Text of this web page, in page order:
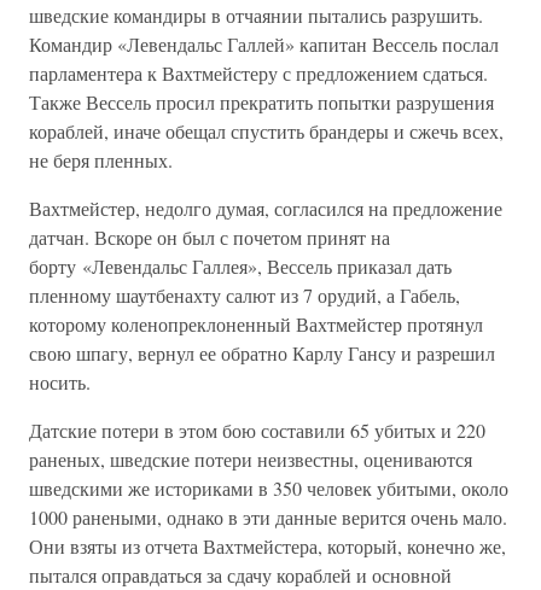
шведские командиры в отчаянии пытались разрушить.
Командир «Левендальс Галлей» капитан Вессель послал
парламентера к Вахтмейстеру с предложением сдаться.
Также Вессель просил прекратить попытки разрушения
кораблей, иначе обещал спустить брандеры и сжечь всех,
не беря пленных.
Вахтмейстер, недолго думая, согласился на предложение
датчан. Вскоре он был с почетом принят на
борту «Левендальс Галлея», Вессель приказал дать
пленному шаутбенахту салют из 7 орудий, а Габель,
которому коленопреклоненный Вахтмейстер протянул
свою шпагу, вернул ее обратно Карлу Гансу и разрешил
носить.
Датские потери в этом бою составили 65 убитых и 220
раненых, шведские потери неизвестны, оцениваются
шведскими же историками в 350 человек убитыми, около
1000 ранеными, однако в эти данные верится очень мало.
Они взяты из отчета Вахтмейстера, который, конечно же,
пытался оправдаться за сдачу кораблей и основной